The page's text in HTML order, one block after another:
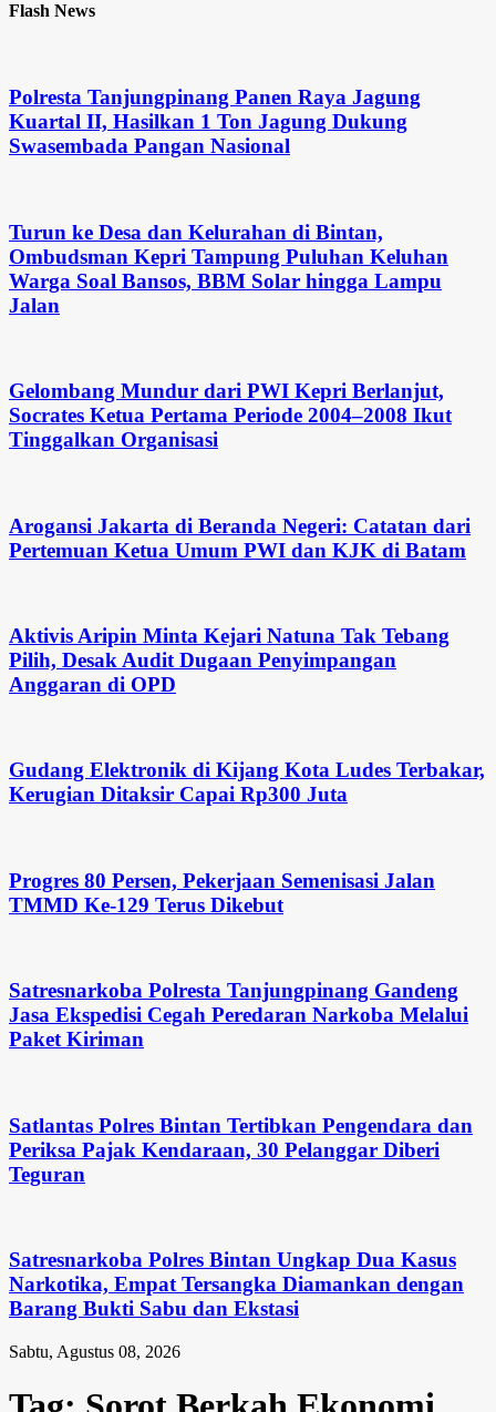
Flash News
Polresta Tanjungpinang Panen Raya Jagung
Kuartal II, Hasilkan 1 Ton Jagung Dukung
Swasembada Pangan Nasional
Turun ke Desa dan Kelurahan di Bintan,
Ombudsman Kepri Tampung Puluhan Keluhan
Warga Soal Bansos, BBM Solar hingga Lampu
Jalan
Gelombang Mundur dari PWI Kepri Berlanjut,
Socrates Ketua Pertama Periode 2004–2008 Ikut
Tinggalkan Organisasi
Arogansi Jakarta di Beranda Negeri: Catatan dari
Pertemuan Ketua Umum PWI dan KJK di Batam
Aktivis Aripin Minta Kejari Natuna Tak Tebang
Pilih, Desak Audit Dugaan Penyimpangan
Anggaran di OPD
Gudang Elektronik di Kijang Kota Ludes Terbakar,
Kerugian Ditaksir Capai Rp300 Juta
Progres 80 Persen, Pekerjaan Semenisasi Jalan
TMMD Ke-129 Terus Dikebut
Satresnarkoba Polresta Tanjungpinang Gandeng
Jasa Ekspedisi Cegah Peredaran Narkoba Melalui
Paket Kiriman
Satlantas Polres Bintan Tertibkan Pengendara dan
Periksa Pajak Kendaraan, 30 Pelanggar Diberi
Teguran
Satresnarkoba Polres Bintan Ungkap Dua Kasus
Narkotika, Empat Tersangka Diamankan dengan
Barang Bukti Sabu dan Ekstasi
Sabtu, Agustus 08, 2026